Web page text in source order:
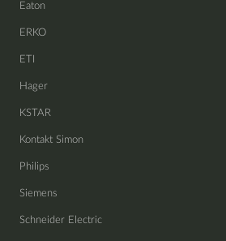
Eaton
ERKO
ETI
Hager
KSTAR
Kontakt Simon
Philips
Siemens
Schneider Electric